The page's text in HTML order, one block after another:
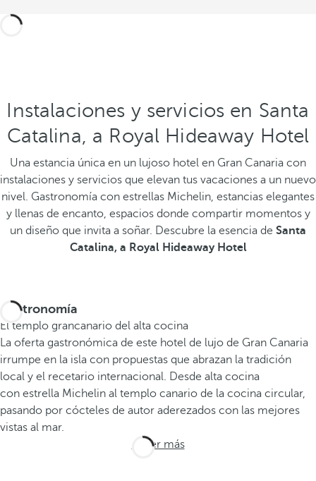
Instalaciones y servicios en Santa
Catalina, a Royal Hideaway Hotel
Una estancia única en un lujoso hotel en Gran Canaria con
instalaciones y servicios que elevan tus vacaciones a un nuevo
nivel. Gastronomía con estrellas Michelin, estancias elegantes
y llenas de encanto, espacios donde compartir momentos y
un diseño que invita a soñar. Descubre la esencia de Santa
Catalina, a Royal Hideaway Hotel
Gastronomía
El templo grancanario del alta cocina
La oferta gastronómica de este hotel de lujo de Gran Canaria
irrumpe en la isla con propuestas que abrazan la tradición
local y el recetario internacional. Desde alta cocina
con estrella Michelin al templo canario de la cocina circular,
pasando por cócteles de autor aderezados con las mejores
vistas al mar.
Saber más